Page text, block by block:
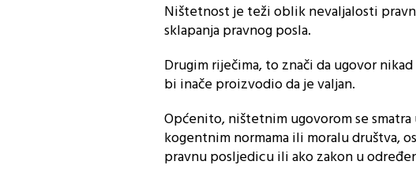
Ništetnost je teži oblik nevaljalosti
sklapanja pravnog posla.
Drugim riječima, to znači da ugovor
bi inače proizvodio da je valjan.
Općenito, ništetnim ugovorom se
kogentnim normama ili moralu društva,
pravnu posljedicu ili ako zakon u